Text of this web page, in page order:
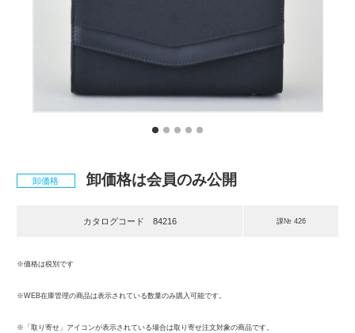
卸価格 卸価格は会員のみ公開
カタログコード 84216 課№ 426
※価格は税別です
※WEB在庫管理の商品は表示されている数量のみ購入可能です。
※「取り寄せ」アイコンが表示されている場合は取り寄せ注文対象の商品です。